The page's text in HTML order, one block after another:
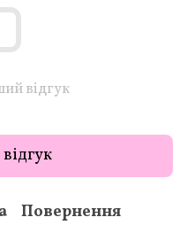
відгук
Повернення